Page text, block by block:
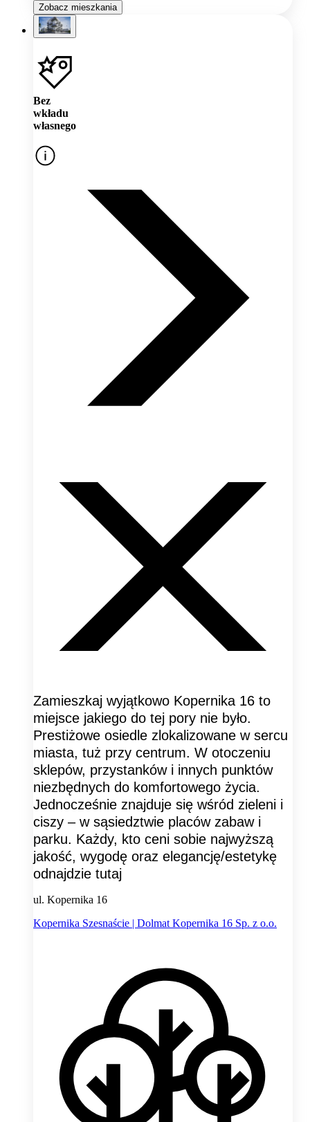
Zobacz mieszkania
Bez
wkładu
własnego
Zamieszkaj wyjątkowo Kopernika 16 to
miejsce jakiego do tej pory nie było.
Prestiżowe osiedle zlokalizowane w sercu
miasta, tuż przy centrum. W otoczeniu
sklepów, przystanków i innych punktów
niezbędnych do komfortowego życia.
Jednocześnie znajduje się wśród zieleni i
ciszy – w sąsiedztwie placów zabaw i
parku. Każdy, kto ceni sobie najwyższą
jakość, wygodę oraz elegancję/estetykę
odnajdzie tutaj
ul. Kopernika 16
Kopernika Szesnaście | Dolmat Kopernika 16 Sp. z o.o.